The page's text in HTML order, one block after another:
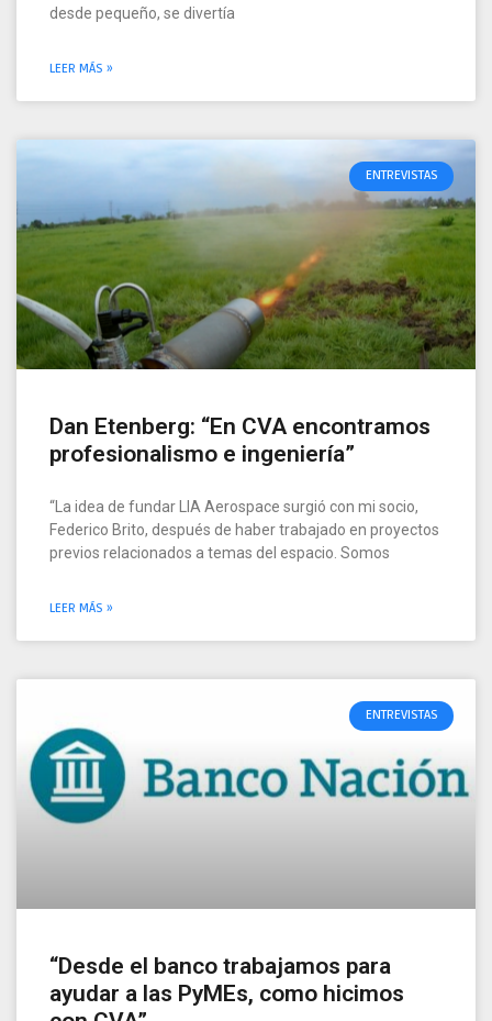
desde pequeño, se divertía
LEER MÁS »
ENTREVISTAS
Dan Etenberg: “En CVA encontramos
profesionalismo e ingeniería”
“La idea de fundar LIA Aerospace surgió con mi socio,
Federico Brito, después de haber trabajado en proyectos
previos relacionados a temas del espacio. Somos
LEER MÁS »
ENTREVISTAS
“Desde el banco trabajamos para
ayudar a las PyMEs, como hicimos